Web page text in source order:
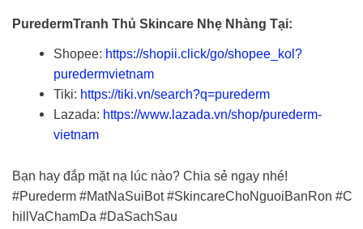
PuredermTranh Thủ Skincare Nhẹ Nhàng Tại:
Shopee: https://shopii.click/go/shopee_kol?
puredermvietnam
Tiki: https://tiki.vn/search?q=purederm
Lazada: https://www.lazada.vn/shop/purederm-
vietnam
Bạn hay đắp mặt nạ lúc nào? Chia sẻ ngay nhé!
#Purederm #MatNaSuiBot #SkincareChoNguoiBanRon #C
hillVaChamDa #DaSachSau